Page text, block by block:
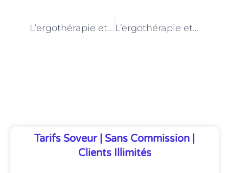
L’ergothérapie et l’inclusion sociale des personnes handicapées à Paris L’ergothérapie et la rééducation des troubles du sommeil à Paris
Tarifs Soveur | Sans Commission |
Clients Illimités